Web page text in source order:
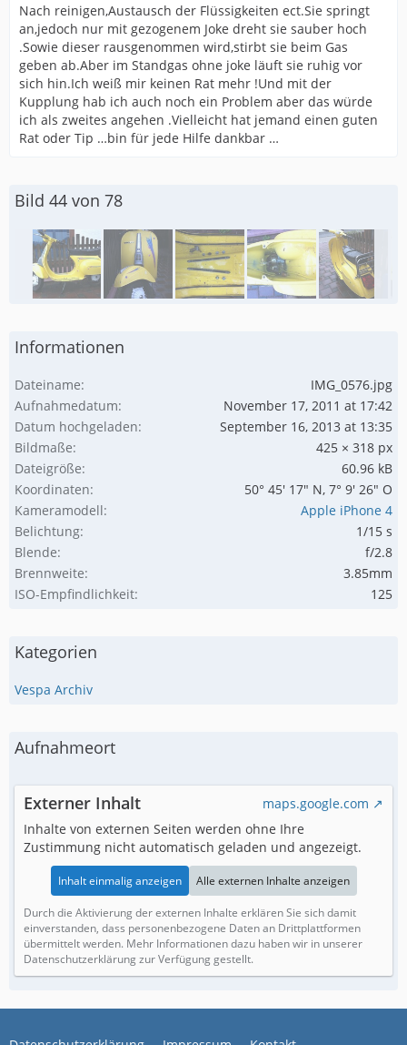
Nach reinigen,Austausch der Flüssigkeiten ect.Sie springt
an,jedoch nur mit gezogenem Joke dreht sie sauber hoch
.Sowie dieser rausgenommen wird,stirbt sie beim Gas
geben ab.Aber im Standgas ohne joke läuft sie ruhig vor
sich hin.Ich weiß mir keinen Rat mehr !Und mit der
Kupplung hab ich auch noch ein Problem aber das würde
ich als zweites angehen .Vielleicht hat jemand einen guten
Rat oder Tip …bin für jede Hilfe dankbar …
Bild 44 von 78
Informationen
Dateiname
IMG_0576.jpg
Aufnahmedatum
November 17, 2011 at 17:42
Datum hochgeladen
September 16, 2013 at 13:35
Bildmaße
425 × 318 px
Dateigröße
60.96 kB
Koordinaten
50° 45' 17" N, 7° 9' 26" O
Kameramodell
Apple iPhone 4
Belichtung
1/15 s
Blende
f/2.8
Brennweite
3.85mm
ISO-Empfindlichkeit
125
Kategorien
Vespa Archiv
Aufnahmeort
Externer Inhalt
maps.google.com
Inhalte von externen Seiten werden ohne Ihre
Zustimmung nicht automatisch geladen und angezeigt.
Inhalt einmalig anzeigen Alle externen Inhalte anzeigen
Durch die Aktivierung der externen Inhalte erklären Sie sich damit
einverstanden, dass personenbezogene Daten an Drittplattformen
übermittelt werden. Mehr Informationen dazu haben wir in unserer
Datenschutzerklärung zur Verfügung gestellt.